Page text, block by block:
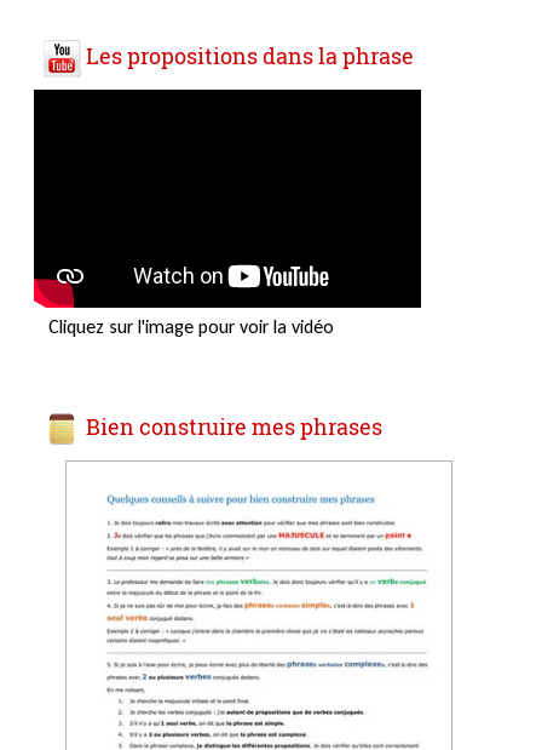
Les propositions dans la phrase
Cliquez sur l'image pour voir la vidéo
Bien construire mes phrases